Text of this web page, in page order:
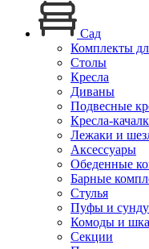
Сад
Комплекты
Столы
Кресла
Диваны
Подвесные
Кресла-
Лежаки и
Аксессуары
Обеденные
Барные
Стулья
Пуфы и
Комоды и
Секции